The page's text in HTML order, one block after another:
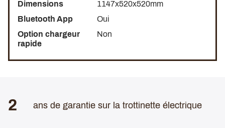
Dimensions
1147x520x520mm
Bluetooth App
Oui
Option chargeur
rapide
Non
2 ans de garantie sur la trottinette électrique